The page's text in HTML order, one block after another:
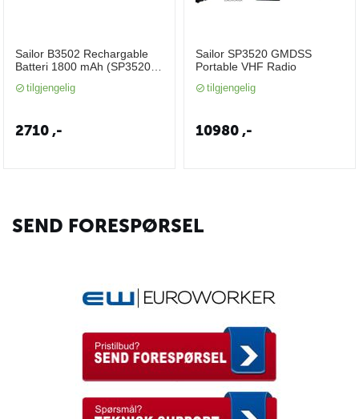
Sailor B3502 Rechargable
Batteri 1800 mAh (SP3520,
tilgjengelig
2710,-
Sailor SP3520 GMDSS
Portable VHF Radio
tilgjengelig
10980,-
SEND FORESPØRSEL